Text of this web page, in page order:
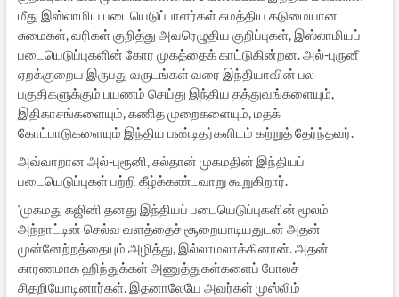
மீது இஸ்லாமிய படையெடுப்பாளர்கள் சுமத்திய கடுமையான
சுமைகள், வரிகள் குறித்து அவரெழுதிய குறிப்புகள், இஸ்லாமியப்
படையெடுப்புகளின் கோர முகத்தைக் காட்டுகின்றன. அல்-புருனீ
ஏறக்குறைய இருபது வருடங்கள் வரை இந்தியாவின் பல
பகுதிகளுக்கும் பயணம் செய்து இந்திய தத்துவங்களையும்,
இதிகாசங்களையும், கணித முறைகளையும், மதக்
கோட்பாடுகளையும் இந்திய பண்டிதர்களிடம் கற்றுத் தேர்ந்தவர்.
அவ்வாறான அல்-புரூனி, சுல்தான் முகமதின் இந்தியப்
படையெடுப்புகள் பற்றி கீழ்க்கண்டவாறு கூறுகிறார்.
‘முகமது கஜினி தனது இந்தியப் படையெடுப்புகளின் மூலம்
அந்நாட்டின் செல்வ வளத்தைச் சூறையாடியதுடன் அதன்
முன்னேற்றத்தையும் அழித்து, இல்லாமலாக்கினான். அதன்
காரணமாக ஹிந்துக்கள் அணுத்துகள்களைப் போலச்
சிதறியோடினார்கள். இதனாலேயே அவர்கள் முஸ்லிம்